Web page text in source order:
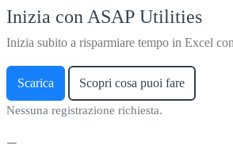
Inizia con ASAP Utilities
Inizia subito a risparmiare tempo in Excel
Scarica Scopri cosa puoi fare
Nessuna registrazione richiesta.